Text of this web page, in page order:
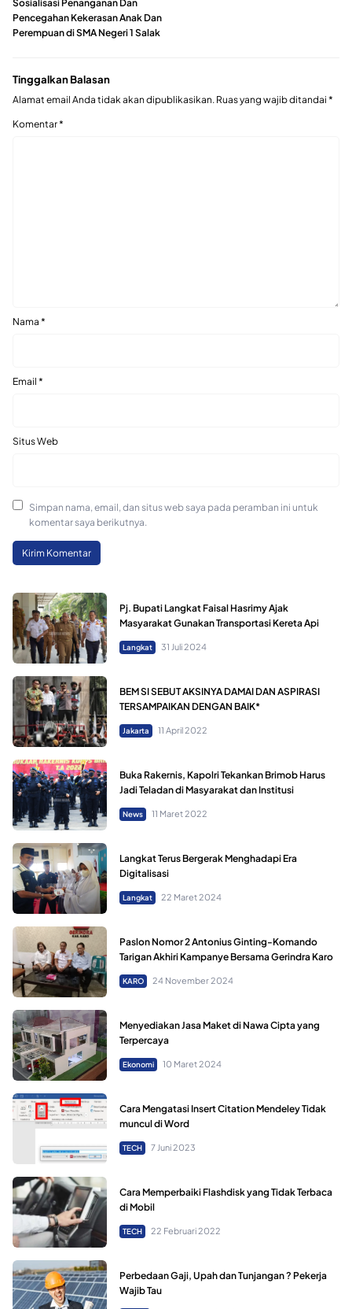
Sosialisasi Penanganan Dan
Pencegahan Kekerasan Anak Dan
Perempuan di SMA Negeri 1 Salak
Tinggalkan Balasan
Alamat email Anda tidak akan dipublikasikan. Ruas yang wajib ditandai *
Komentar*
Nama *
Email *
Situs Web
Simpan nama, email, dan situs web saya pada peramban ini untuk
komentar saya berikutnya.
Pj. Bupati Langkat Faisal Hasrimy Ajak
Masyarakat Gunakan Transportasi Kereta Api
Langkat 31 Juli 2024
BEM SI SEBUT AKSINYA DAMAI DAN ASPIRASI
TERSAMPAIKAN DENGAN BAIK*
Jakarta 11 April 2022
Buka Rakernis, Kapolri Tekankan Brimob Harus
Jadi Teladan di Masyarakat dan Institusi
News 11 Maret 2022
Langkat Terus Bergerak Menghadapi Era
Digitalisasi
Langkat 22 Maret 2024
Paslon Nomor 2 Antonius Ginting-Komando
Tarigan Akhiri Kampanye Bersama Gerindra Karo
KARO 24 November 2024
Menyediakan Jasa Maket di Nawa Cipta yang
Terpercaya
Ekonomi 10 Maret 2024
Cara Mengatasi Insert Citation Mendeley Tidak
muncul di Word
TECH 7 Juni 2023
Cara Memperbaiki Flashdisk yang Tidak Terbaca
di Mobil
TECH 22 Februari 2022
Perbedaan Gaji, Upah dan Tunjangan ? Pekerja
Wajib Tau